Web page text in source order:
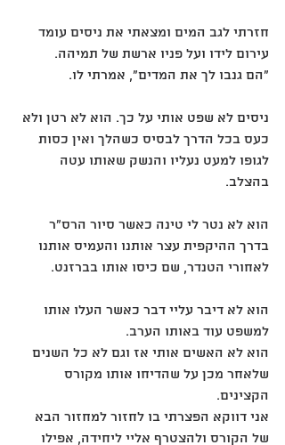
חזרתי לגב המים ומצאתי את ניסים עומד
עירום לידו ועל פניו ארשת של תמיהה.
"הם גנבו לך את המדים", אמרתי לו.
ניסים לא שפט אותי על כך. הוא לא רטן ולא
כעס בכל הדרך לבסיס כשהלך ואין כסות
לגופו למעט נעליו והנשק שאותו עטה
בהצלב.
הוא לא נטר לי טינה כאשר סיור הרס"ר
בדרך ההיקפית עצר אותנו והעמיס אותנו
לאחורי הטנדר, שם כיסו אותו בברזנט.
הוא לא דיבר עליי דבר כאשר העלו אותו
למשפט עוד באותו הערב.
הוא לא האשים אותי אז וגם לא כל השנים
שלאחר מכן על שהדיחו אותו מקורס
הקצינים.
אני דווקא הפצרתי בו לחזור למחזור הבא
של הקורס ולהצטרף אליי ליחידה, אפילו